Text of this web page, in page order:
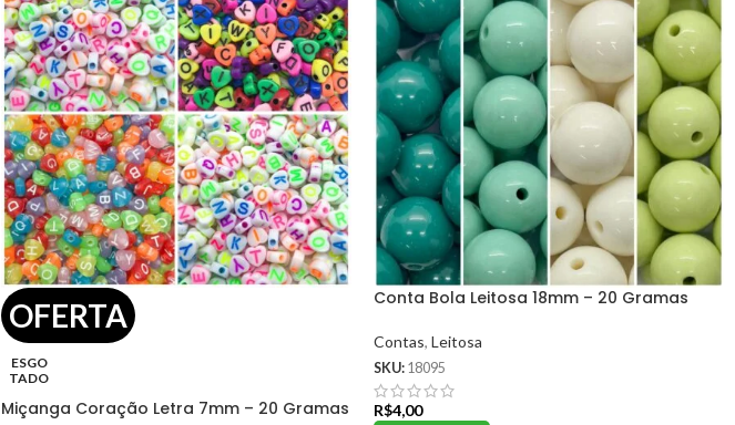
OFERTA
ESGO
TADO
Miçanga Coração Letra 7mm – 20 Gramas
Conta Bola Leitosa 18mm – 20 Gramas
Contas, Leitosa
SKU: 18095
R$4,00